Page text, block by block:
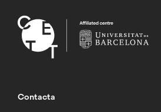
Contacta